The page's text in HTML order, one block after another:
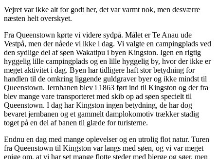
Vejret var ikke alt for godt her, det var varmt nok, men desværre
næsten helt overskyet.
Fra Queenstown kørte vi videre sydpå. Målet er Te Anau ude
Vestpå, men der nåede vi ikke i dag. Vi valgte en campingplads ved
den sydlige del af søen Wakatipu i byen Kingston. Igen en rigtig
hyggelig lille campingplads og en lille hyggelig by, hvor der ikke er
meget aktivitet i dag. Byen har tidligere haft stor betydning for
handlen til de omkring liggende guldgraver byer og ikke mindst til
Queenstown. Jernbanen blev i 1863 ført ind til Kingston og der fra
blev mange vare transporteret med skib op ad søen specielt til
Queenstown. I dag har Kingston ingen betydning, de har dog
bevaret jernbanen og et gammelt damplokomotiv trækker stadig
toget på en del af banen til glæde for turisterne.
Endnu en dag med mange oplevelser og en utrolig flot natur. Turen
fra Queenstown til Kingston var langs med søen, og vi var meget
enige om, at vi har set mange flotte steder med bjerge og søer, men